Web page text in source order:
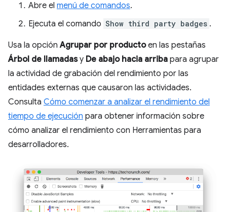
Abre el menú de comandos.
Ejecuta el comando Show third party badges .
Usa la opciónAgrupar por productoen las pestañas
Árbol de llamadasy De abajo hacia arriba para agrupar
la actividad de grabación del rendimiento por las
entidades externas que causaron las actividades.
Consulta Cómo comenzar a analizar el rendimiento del
tiempo de ejecución para obtener información sobre
cómo analizar el rendimiento con Herramientas para
desarrolladores.